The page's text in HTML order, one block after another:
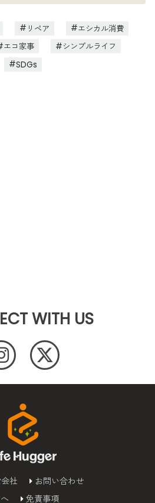
リペア
エシカル消費
エコ家事
シンプルライフ
SDGs
WITH US
社
お問い合わせ
免責事項